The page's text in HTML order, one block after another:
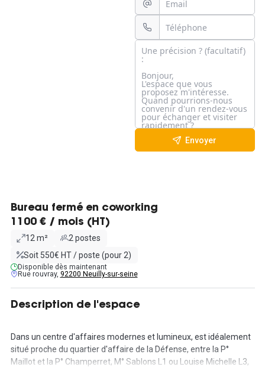
Envoyer
Bureau fermé en coworking
1100 € / mois (HT)
12 m²
2 postes
Soit 550€ HT / poste (pour 2)
Disponible dès maintenant
Rue rouvray, 92200 Neuilly-sur-seine
Description de l'espace
Dans un centre d'affaires modernes et lumineux, est idéalement
situé proche du quartier d'affaire de la Défense, entre la P°
Maillot et la P° Champerret, M° Sablons L1 ou Louise Michelle L3,